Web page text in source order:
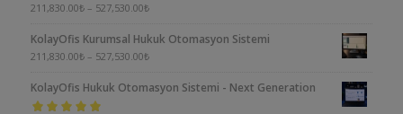
5 üzerinden
211,830.00₺ – 527,530.00₺
KolayOfis Kurumsal Hukuk Otomasyon Sistemi
211,830.00₺ – 527,530.00₺
KolayOfis Hukuk Otomasyon Sistemi - Next Generation